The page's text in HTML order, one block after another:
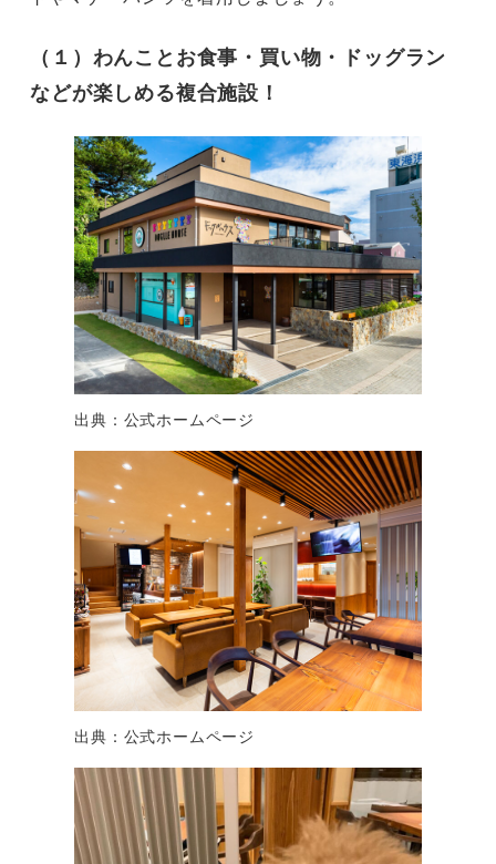
（１）わんことお食事・買い物・ドッグラン
などが楽しめる複合施設！
出典：公式ホームページ
出典：公式ホームページ